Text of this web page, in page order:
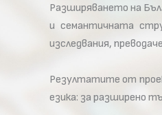
Разширяването на
и семантичната
изследвания,
Резултатите от
езика: за разширено